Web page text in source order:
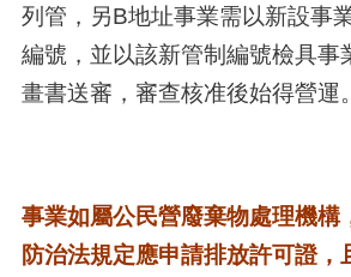
列管，另B地址事業需以新設事
編號，並以該新管制編號檢具事
畫書送審，審查核准後始得營運。
事業如屬公民營廢棄物處理機構
防治法規定應申請排放許可證，